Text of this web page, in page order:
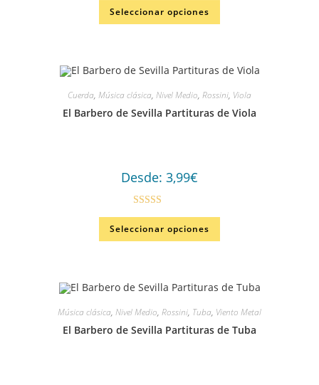
Seleccionar opciones
Cuerda, Música clásica, Nivel Medio, Rossini, Viola
El Barbero de Sevilla Partituras de Viola
Desde: 3,99€
Valorado en
5.00de 5
Seleccionar opciones
Música clásica, Nivel Medio, Rossini, Tuba, Viento Metal
El Barbero de Sevilla Partituras de Tuba